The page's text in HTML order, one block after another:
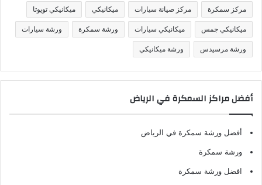
مركز سمكرة مركز صيانة سيارات ميكانيكي ميكانيكي تويوتا
ميكانيكي جمس ميكانيكي سيارات ورشة سمكرة ورشة سيارات
ورشة مرسيدس ورشة ميكانيكي
أفضل مراكز السمكرة في الرياض
أفضل ورشة سمكرة في الرياض
ورشة سمكرة
افضل ورشة سمكرة